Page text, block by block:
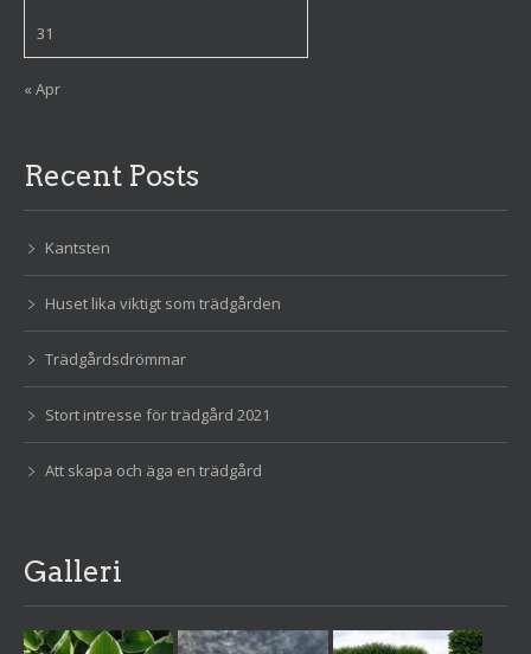
31
« Apr
Recent Posts
Kantsten
Huset lika viktigt som trädgården
Trädgårdsdrömmar
Stort intresse för trädgård 2021
Att skapa och äga en trädgård
Galleri